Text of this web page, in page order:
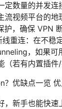
定数量的并发连
流视频平台的地
，确保 VPN
重连：在不稳
，如果可
（若有内置插件
？优缺点一览
新手也能快速